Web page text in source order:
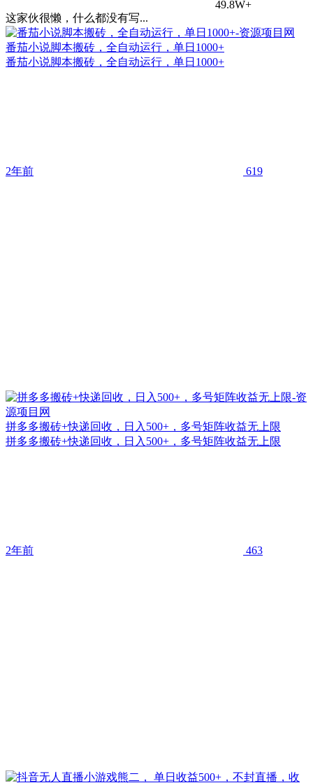
49.8W+
这家伙很懒，什么都没有写...
番茄小说脚本搬砖，全自动运行，单日1000+
番茄小说脚本搬砖，全自动运行，单日1000+
2年前 619
拼多多搬砖+快递回收，日入500+，多号矩阵收益无上限
拼多多搬砖+快递回收，日入500+，多号矩阵收益无上限
2年前 463